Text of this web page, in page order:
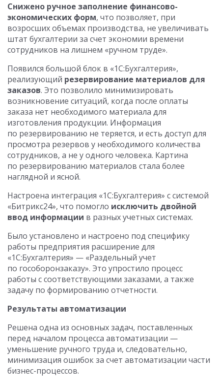
Снижено ручное заполнение финансово-
экономических форм, что позволяет, при
возросших объемах производства, не увеличивать
штат бухгалтерии за счет экономии времени
сотрудников на лишнем «ручном труде».
Появился большой блок в «1С:Бухгалтерия»,
реализующий резервирование материалов для
заказов. Это позволило минимизировать
возникновение ситуаций, когда после оплаты
заказа нет необходимого материала для
изготовления продукции. Информация
по резервированию не теряется, и есть доступ для
просмотра резервов у необходимого количества
сотрудников, а не у одного человека. Картина
по резервированию материалов стала более
наглядной и ясной.
Настроена интеграция «1С:Бухгалтерия» с системой
«Битрикс24», что помогло исключить двойной
ввод информации в разных учетных системах.
Было установлено и настроено под специфику
работы предприятия расширение для
«1С:Бухгалтерия» — «Раздельный учет
по гособоронзаказу». Это упростило процесс
работы с соответствующими заказами, а также
задачу по формированию отчетности.
Результаты автоматизации
Решена одна из основных задач, поставленных
перед началом процесса автоматизации —
уменьшение ручного труда и, следовательно,
минимизация ошибок за счет автоматизации части
бизнес-процессов.